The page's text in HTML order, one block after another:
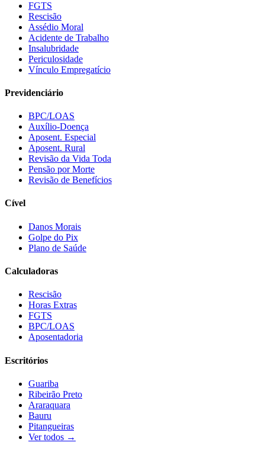
FGTS
Rescisão
Assédio Moral
Acidente de Trabalho
Insalubridade
Periculosidade
Vínculo Empregatício
Previdenciário
BPC/LOAS
Auxílio-Doença
Aposent. Especial
Aposent. Rural
Revisão da Vida Toda
Pensão por Morte
Revisão de Benefícios
Cível
Danos Morais
Golpe do Pix
Plano de Saúde
Calculadoras
Rescisão
Horas Extras
FGTS
BPC/LOAS
Aposentadoria
Escritórios
Guariba
Ribeirão Preto
Araraquara
Bauru
Pitangueiras
Ver todos →